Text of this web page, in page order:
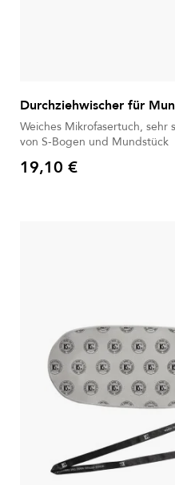
Durchziehwischer für
Weiches Mikrofasertuch, sehr saugfähig, zur
von S-Bogen und Mundstück
Preis
19,10 €